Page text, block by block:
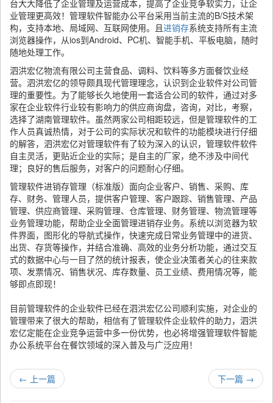
台大大降低了企业管理及运营成本，提高了企业竞争软实力，让企
业管理更高效！管理软件智能办公平台采用当前主流的B/S技术架
构，支持本地、局域网、互联网使用。且进销存系统支持所有主流
浏览器操作，从ios到Android、PC机、智能手机、平板电脑，随时
随地处理工作。
泗洪宏亿物流有限公司主营食品、调料、饮料等多方面餐饮业经
营。泗洪宏亿的领导颇具现代管理理念，认识到企业软件对公司管
理的重要性。为了能够长久地使用一套适合公司的软件，通过对多
家在企业软件行业较有影响力的供应商询盘，咨询，对比，考察，
选择了湖南管理软件。虽然两家公司相距较远，但是管理软件的工
作人员真诚热情，对于公司的实际状况和软件的功能模块进行仔细
的解答，泗洪宏亿对管理软件有了较为深入的认识，管理软件软件
自主灵活，更贴近企业的实际；是自主的厂家，绝不涉及中间代
理；良好的售后服务，对客户的问题耐心仔细。
管理软件进销存管理（标准版）面向企业客户、销售、采购、库
存、财务、管理人员，提供客户管理、客户跟踪、销售管理、产品
管理、供应商管理、采购管理、仓库管理、财务管理、物流管理等
业务管理功能，帮助企业全面管理进销存业务。系统以浏览器为软
件界面，图形化的导航式操作，快速完成日常业务管理中的进货、
出货、存货等操作，并结合准确、高效的业务分析功能，通过交互
式的数据中心与一目了然的统计报表，使企业决策者关心的往来款
项、发票情况、销售状况、库存数量、员工业绩、费用情况等，能
够即点即现！
目前管理软件的企业软件已经在泗洪宏亿公司顺利实施，对企业的
管理带来了很大的帮助，相信有了管理软件企业软件的助力，泗洪
宏亿定能在企业竞争运营中多一份优势，也必将增强管理软件智能
办公系统平台在餐饮领域的深入普及与广泛应用！
← 上一篇 下一篇 →